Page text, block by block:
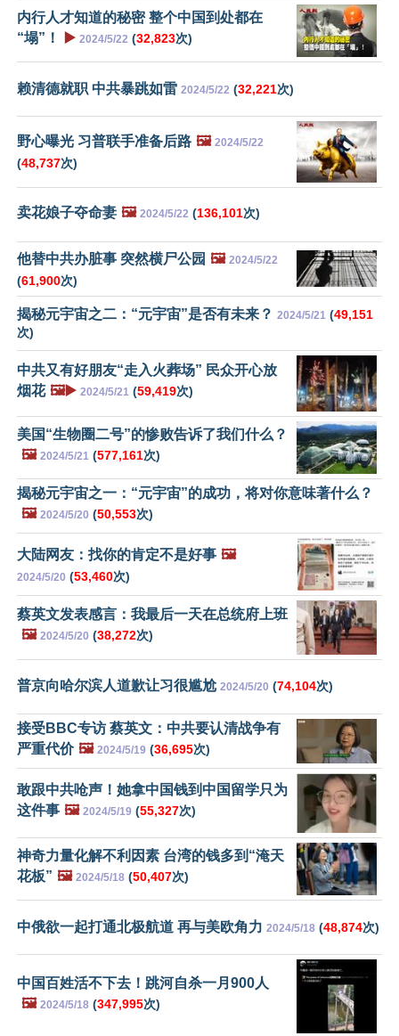
内行人才知道的秘密 整个中国到处都在
“塌”！
▶️ 2024/5/22 (32,823次)
赖清德就职 中共暴跳如雷 2024/5/22 (32,221次)
野心曝光 习普联手准备后路 🖼️ 2024/5/22
(48,737次)
卖花娘子夺命妻 🖼️ 2024/5/22 (136,101次)
他替中共办脏事 突然横尸公园 🖼️ 2024/5/22
(61,900次)
揭秘元宇宙之二：“元宇宙”是否有未来？ 2024/5/21 (49,151
次)
中共又有好朋友“走入火葬场” 民众开心放
烟花 🖼️▶️ 2024/5/21 (59,419次)
美国“生物圈二号”的惨败告诉了我们什么？
🖼️ 2024/5/21 (577,161次)
揭秘元宇宙之一：“元宇宙”的成功，将对你意味著什么？
🖼️ 2024/5/20 (50,553次)
大陆网友：找你的肯定不是好事 🖼️
2024/5/20 (53,460次)
蔡英文发表感言：我最后一天在总统府上班
🖼️ 2024/5/20 (38,272次)
普京向哈尔滨人道歉让习很尴尬 2024/5/20 (74,104次)
接受BBC专访 蔡英文：中共要认清战争有
严重代价 🖼️ 2024/5/19 (36,695次)
敢跟中共呛声！她拿中国钱到中国留学只为
这件事 🖼️ 2024/5/19 (55,327次)
神奇力量化解不利因素 台湾的钱多到“淹天
花板” 🖼️ 2024/5/18 (50,407次)
中俄欲一起打通北极航道 再与美欧角力 2024/5/18 (48,874次)
中国百姓活不下去！跳河自杀一月900人
🖼️ 2024/5/18 (347,995次)